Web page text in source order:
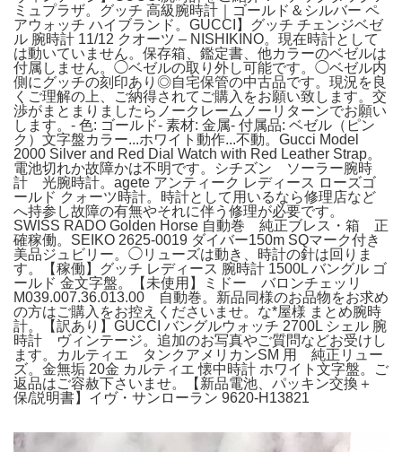
ミュプラザ。グッチ 高級腕時計｜ゴールド＆シルバー ペ
アウォッチ ハイブランド。GUCCI】グッチ チェンジベゼ
ル 腕時計 11/12 クオーツ – NISHIKINO。現在時計として
は動いていません。保存箱、鑑定書、他カラーのベゼルは
付属しません。◯ベゼルの取り外し可能です。◯ベゼル内
側にグッチの刻印あり◎自宅保管の中古品です。現況を良
くご理解の上、ご納得されてご購入をお願い致します。交
渉がまとまりましたらノークレームノーリターンでお願い
します。- 色: ゴールド- 素材: 金属- 付属品: ベゼル（ピン
ク）文字盤カラー...ホワイト動作...不動。Gucci Model
2000 Silver and Red Dial Watch with Red Leather Strap。
電池切れか故障かは不明です。シチズン ソーラー腕時
計 光腕時計。agete アンティーク レディース ローズゴ
ールド クォーツ時計。時計として用いるなら修理店など
へ持参し故障の有無やそれに伴う修理が必要です。
SWISS RADO Golden Horse 自動巻 純正ブレス・箱 正
確稼働。SEIKO 2625-0019 ダイバー150m SQマーク付き
美品ジュビリー。◯リューズは動き、時計の針は回りま
す。【稼働】グッチ レディース 腕時計 1500L バングル ゴ
ールド 金文字盤。【未使用】ミドー バロンチェッリ
M039.007.36.013.00 自動巻。新品同様のお品物をお求め
の方はご購入をお控えくださいませ。な*屋様 まとめ腕時
計。【訳あり】GUCCI バングルウォッチ 2700L シェル 腕
時計 ヴィンテージ。追加のお写真やご質問などお受けし
ます。カルティエ タンクアメリカンSM 用 純正リュー
ズ。金無垢 20金 カルティエ 懐中時計 ホワイト文字盤。ご
返品はご容赦下さいませ。【新品電池、パッキン交換＋
保/説明書】イヴ・サンローラン 9620-H13821